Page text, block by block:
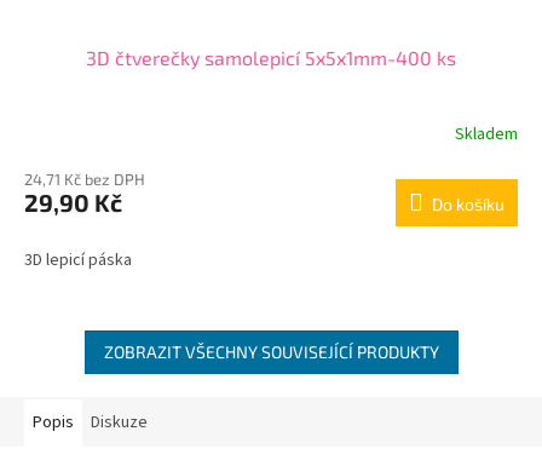
3D čtverečky samolepicí 5x5x1mm-400 ks
Skladem
24,71 Kč bez DPH
29,90 Kč Do košíku
3D lepicí páska
ZOBRAZIT VŠECHNY SOUVISEJÍCÍ PRODUKTY
Popis Diskuze